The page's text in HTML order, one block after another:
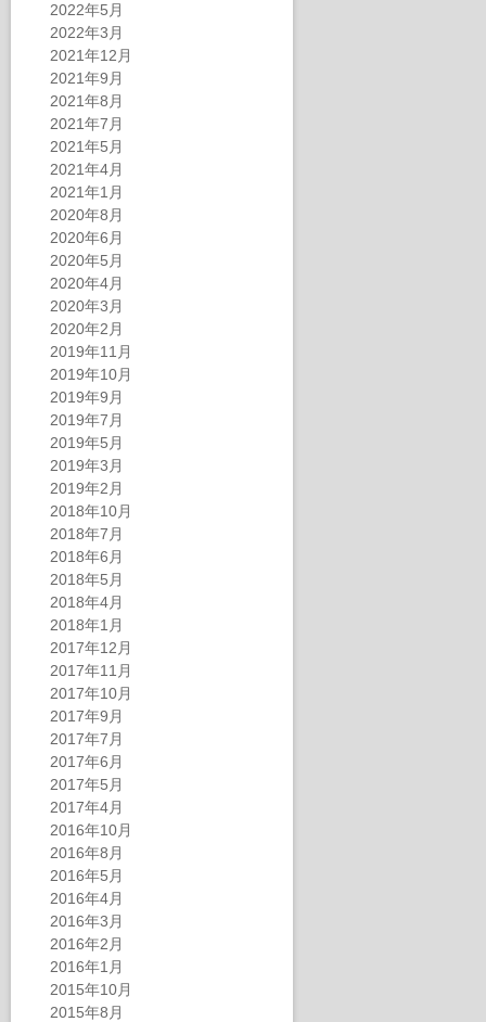
2022年5月
2022年3月
2021年12月
2021年9月
2021年8月
2021年7月
2021年5月
2021年4月
2021年1月
2020年8月
2020年6月
2020年5月
2020年4月
2020年3月
2020年2月
2019年11月
2019年10月
2019年9月
2019年7月
2019年5月
2019年3月
2019年2月
2018年10月
2018年7月
2018年6月
2018年5月
2018年4月
2018年1月
2017年12月
2017年11月
2017年10月
2017年9月
2017年7月
2017年6月
2017年5月
2017年4月
2016年10月
2016年8月
2016年5月
2016年4月
2016年3月
2016年2月
2016年1月
2015年10月
2015年8月